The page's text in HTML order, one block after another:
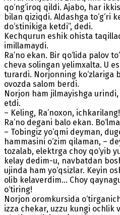
qo‘ng‘iroq qildi. Ajabo, har
bilan qiziqdi. Aldashga to‘g‘ri
do‘stinikiga ketdi”, dedi.
Kechqurun eshik ohista
imillamaydi.
Ra’no ekan. Bir qo‘lida palov
cheva solingan yelimxalta. U
turardi. Norjonning ko‘zlariga
ovozda salom berdi.
Norjon ham jilmayishga
etdi.
– Keling, Ra’noxon, ichkarilang!
Ra’no degani balo ekan.
– Tobingiz yo‘qmi deyman,
hammasini o‘zim qilaman, –
tozalab, elektrga choy qo‘yib
kelay dedim-u, navbatdan
ujinda ham yo‘qsizlar. Keyin
olib kelaverdim… Choy
o‘tiring!
Norjon oromkursida
izza chekar, uzzu kungi ochlik